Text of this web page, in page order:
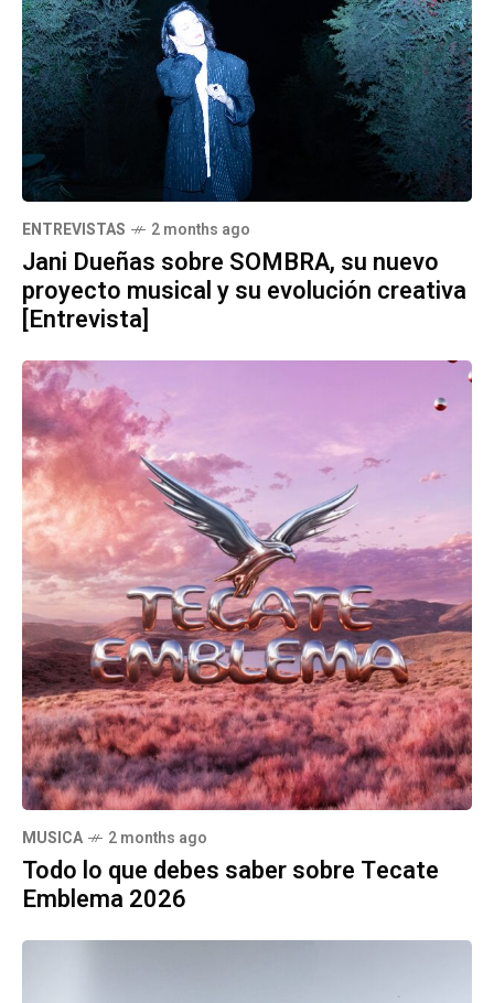
ENTREVISTAS 2 months ago
Jani Dueñas sobre SOMBRA, su nuevo
proyecto musical y su evolución creativa
[Entrevista]
MUSICA 2 months ago
Todo lo que debes saber sobre Tecate
Emblema 2026